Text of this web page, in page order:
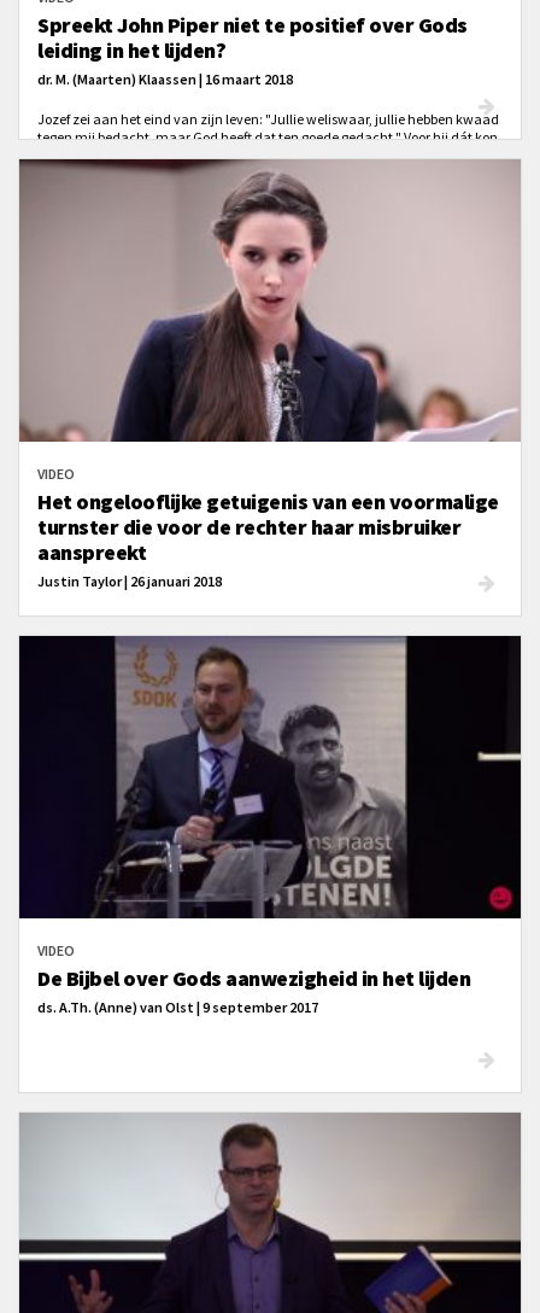
Spreekt John Piper niet te positief over Gods
leiding in het lijden?
dr. M. (Maarten) Klaassen | 16 maart 2018
Jozef zei aan het eind van zijn leven: "Jullie weliswaar, jullie hebben kwaad
tegen mij bedacht, maar God heeft dat ten goede gedacht." Voor hij dát kon
VIDEO
Het ongelooflijke getuigenis van een voormalige
turnster die voor de rechter haar misbruiker
aanspreekt
Justin Taylor | 26 januari 2018
Vergeving volgt op berouw dat vereist dat je de waarheid onder ogen ziet en
erkent wat je hebt gedaan in al zijn extreme verdorvenheid en gruwel.
VIDEO
De Bijbel over Gods aanwezigheid in het lijden
ds. A.Th. (Anne) van Olst | 9 september 2017